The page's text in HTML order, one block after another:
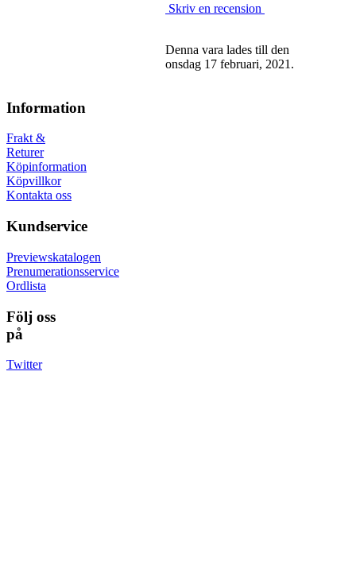
Skriv en recension
Denna vara lades till den
onsdag 17 februari, 2021.
Information
Frakt &
Returer
Köpinformation
Köpvillkor
Kontakta oss
Kundservice
Previewskatalogen
Prenumerationsservice
Ordlista
Följ oss
på
Twitter